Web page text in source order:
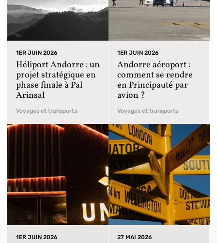
1ER JUIN 2026
Héliport Andorre : un
projet stratégique en
phase finale à Pal
Arinsal
Voyages et transports
1ER JUIN 2026
Andorre aéroport :
comment se rendre
en Principauté par
avion ?
Voyages et transports
1ER JUIN 2026 27 MAI 2026